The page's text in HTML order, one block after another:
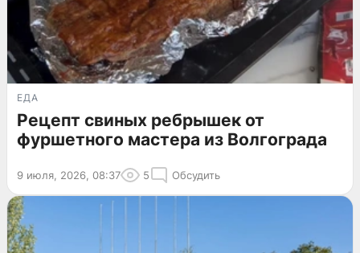
ЕДА
Рецепт свиных ребрышек от
фуршетного мастера из Волгограда
9 июля, 2026, 08:37 5 Обсудить